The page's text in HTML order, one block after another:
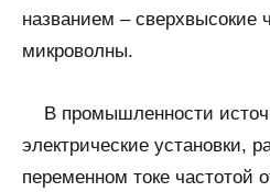
названием – сверхвысокие
микроволны.
В промышленности
электрические установки,
переменном токе частотой